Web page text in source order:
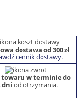
dostawa od 300 zł
cennik dostawy.
w terminie do
dni od otrzymania.